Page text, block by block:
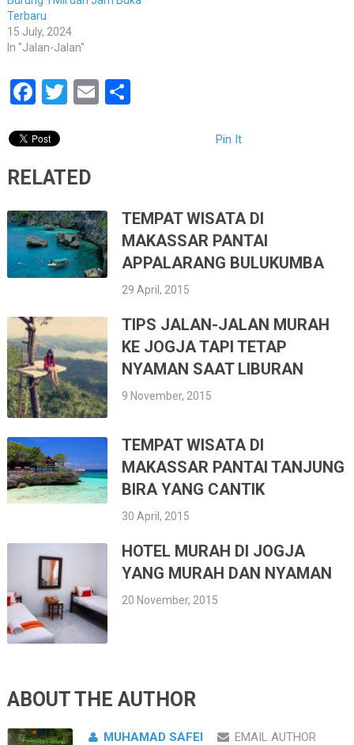
Terbaru
15 July, 2024
In "Jalan-Jalan"
Facebook
Twitter
EmailShare
Pin It
RELATED
TEMPAT WISATA DI
MAKASSAR PANTAI
APPALARANG BULUKUMBA
29 April, 2015
TIPS JALAN-JALAN MURAH
KE JOGJA TAPI TETAP
NYAMAN SAAT LIBURAN
9 November, 2015
TEMPAT WISATA DI
MAKASSAR PANTAI TANJUNG
BIRA YANG CANTIK
30 April, 2015
HOTEL MURAH DI JOGJA
YANG MURAH DAN NYAMAN
20 November, 2015
ABOUT THE AUTHOR
MUHAMAD SAFEI EMAIL AUTHOR